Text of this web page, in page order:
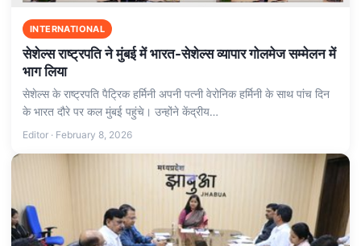
INTERNATIONAL
सेशेल्स राष्ट्रपति ने मुंबई में भारत-सेशेल्स व्यापार गोलमेज सम्मेलन में
भाग लिया
सेशेल्स के राष्ट्रपति पैट्रिक हर्मिनी अपनी पत्‍नी वेरोनिक हर्मिनी के साथ पांच दिन
के भारत दौरे पर कल मुंबई पहुंचे। उन्‍होंने केंद्रीय…
Editor · February 8, 2026